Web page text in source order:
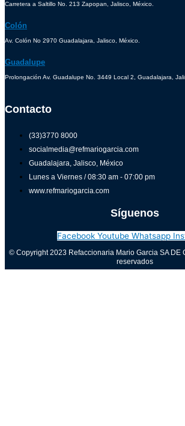
Carretera a Saltillo No. 213 Zapopan, Jalisco, México.
Colón
Av. Colón No 2970 Guadalajara, Jalisco, México.
Guadalupe
Prolongación Av. Guadalupe No. 3449 Local 2, Guadalajara,
Contacto
(33)3770 8000
socialmedia@refmariogarcia.com
Guadalajara, Jalisco, México
Lunes a Viernes / 08:30 am - 07:00 pm
www.refmariogarcia.com
Síguenos
Facebook Youtube Whatsapp
© Copyright 2023 Refaccionaria Mario Garcia SA DE
reservados